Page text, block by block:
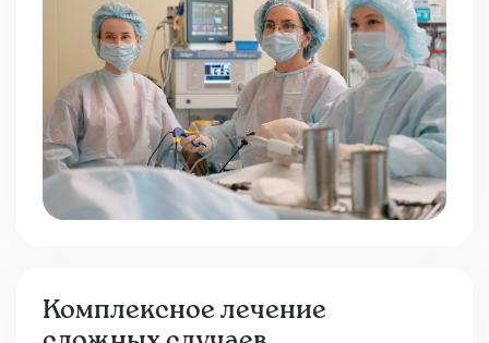
Комплексное лечение